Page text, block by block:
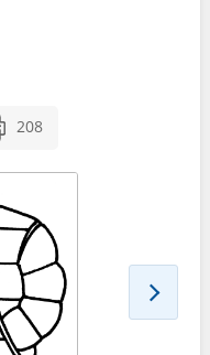
208